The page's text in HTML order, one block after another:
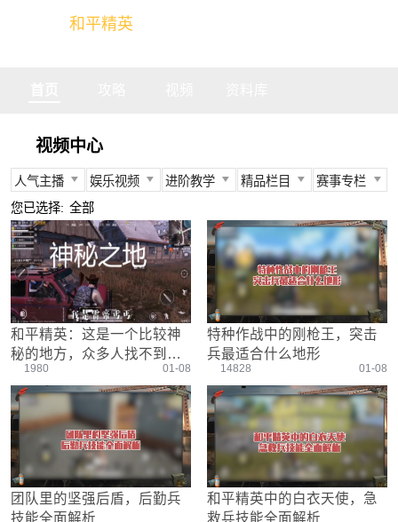
和平精英
视频中心
人气主播 娱乐视频 进阶教学 精品栏目 赛事专栏
所有
不求人
柔柔
难言
冬季
奇怪君
艺帝帝
晚玉
娱乐精英
情感电台
真人搞笑
带妹大作战
我的憨队友
身法教学
武器装备
资源分布
操作意识
刚枪技巧
野点发育
载具解析
游戏设置
压枪教学
落地选择
官方视频
燃烧吧大局观
盒子有话说
快来扶我
作死鸽
精英测评师
精英操作篇
主播搞笑篇
欢乐时刻
盒平老中医
防弹铁头团
PEC
PEL
TGA
PEGI
其他赛事
赛事回放
精彩集锦
您已选择: 全部
和平精英：这是一个比较神
秘的地方，众多人找不到，
其中有你吗？
1980 01-08
特种作战中的刚枪王，突击
兵最适合什么地形
14828 01-08
团队里的坚强后盾，后勤兵
技能全面解析
和平精英中的白衣天使，急
救兵技能全面解析